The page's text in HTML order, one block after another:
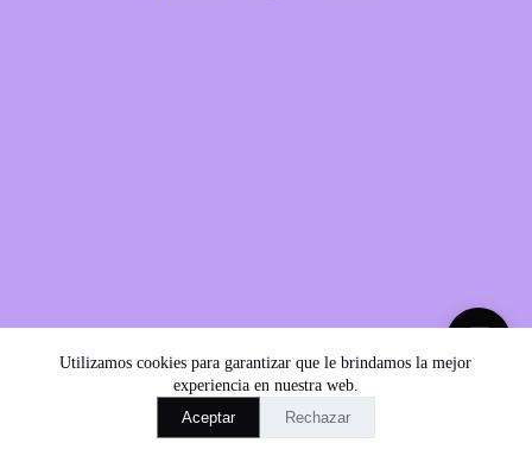
Utilizamos cookies para garantizar que le brindamos la mejor
experiencia en nuestra web.
Aceptar
Rechazar